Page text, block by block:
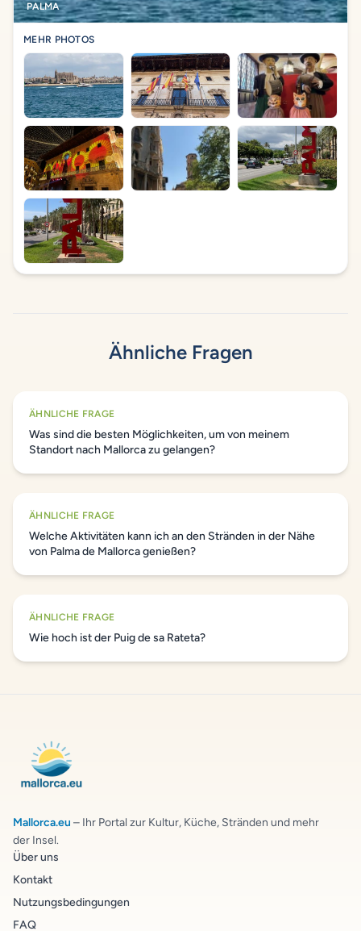
PALMA
MEHR PHOTOS
Ähnliche Fragen
ÄHNLICHE FRAGE
Was sind die besten Möglichkeiten, um von meinem
Standort nach Mallorca zu gelangen?
ÄHNLICHE FRAGE
Welche Aktivitäten kann ich an den Stränden in der Nähe
von Palma de Mallorca genießen?
ÄHNLICHE FRAGE
Wie hoch ist der Puig de sa Rateta?
Mallorca.eu – Ihr Portal zur Kultur, Küche, Stränden und mehr
der Insel.
Über uns
Kontakt
Nutzungsbedingungen
FAQ